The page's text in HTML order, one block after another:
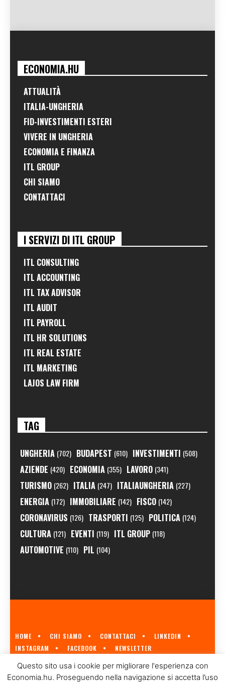
ECONOMIA.HU
ATTUALITÀ
ITALIA-UNGHERIA
FID-INVESTIMENTI ESTERI
VIVERE IN UNGHERIA
ECONOMIA E FINANZA
ITL GROUP
CHI SIAMO
CONTATTACI
I SERVIZI DI ITL GROUP
ITL CONSULTING
ITL ACCOUNTING
ITL TAX ADVISOR
ITL AUDIT
ITL PAYROLL
ITL HR SOLUTIONS
ITL REAL ESTATE
ITL MARKETING
LAJOS LAW FIRM
TAG
UNGHERIA (702) BUDAPEST (610) INVESTIMENTI (508)
AZIENDE (420) ECONOMIA (355) LAVORO (341)
TURISMO (262) ITALIA (247) ITALIAUNGHERIA (227)
ENERGIA (172) IMMOBILIARE (142) FISCO (142)
CORONAVIRUS (126) TRASPORTI (125) POLITICA (124)
CULTURA (121) EVENTI (119) ITL GROUP (118)
AUTOMOTIVE (110) PIL (104)
HOME CHI SIAMO CONTATTACI
LINKEDIN
INSTAGRAM
FACEBOOK NEWSLETTER
ECONOMIA.HU È IL PRIMO GIORNALE ITALIANO SULL'ECONOMIA UNGHERESE
A CURA DIITL GROUP© 2023
Questo sito usa i cookie per migliorare l'esperienza con
Economia.hu. Proseguendo nella navigazione si accetta l’uso